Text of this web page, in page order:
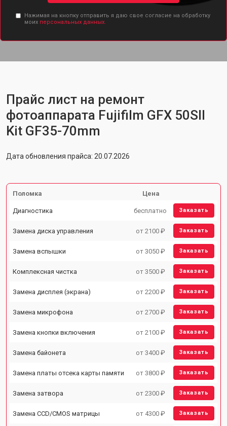
Нажимая на кнопку отправить я даю свое согласие на обработку
моих персональных данных.
Прайс лист на ремонт
фотоаппарата Fujifilm GFX 50SII
Kit GF35-70mm
Дата обновления прайса: 20.07.2026
Поломка Цена
Диагностика бесплатно Заказать
Замена диска управления от 2100 ₽ Заказать
Замена вспышки от 3050 ₽ Заказать
Комплексная чистка от 3500 ₽ Заказать
Замена дисплея (экрана) от 2200 ₽ Заказать
Замена микрофона от 2700 ₽ Заказать
Замена кнопки включения от 2100 ₽ Заказать
Замена байонета от 3400 ₽ Заказать
Замена платы отсека карты памяти от 3800 ₽ Заказать
Замена затвора от 2300 ₽ Заказать
Замена CCD/CMOS матрицы от 4300 ₽ Заказать